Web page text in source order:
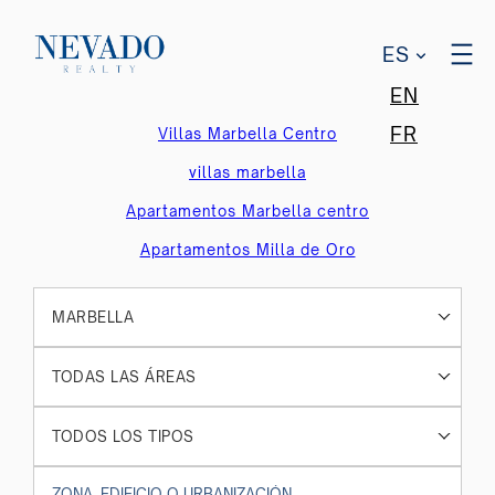
ES
EN
FR
Villas Marbella Centro
villas marbella
Apartamentos Marbella centro
Apartamentos Milla de Oro
MARBELLA
TODAS LAS ÁREAS
TODOS LOS TIPOS